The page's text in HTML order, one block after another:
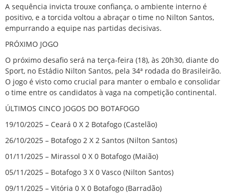
A sequência invicta trouxe confiança, o ambiente interno é
positivo, e a torcida voltou a abraçar o time no Nilton Santos,
empurrando a equipe nas partidas decisivas.
PRÓXIMO JOGO
O próximo desafio será na terça-feira (18), às 20h30, diante do
Sport, no Estádio Nilton Santos, pela 34ª rodada do Brasileirão.
O jogo é visto como crucial para manter o embalo e consolidar
o time entre os candidatos à vaga na competição continental.
ÚLTIMOS CINCO JOGOS DO BOTAFOGO
19/10/2025 – Ceará 0 X 2 Botafogo (Castelão)
26/10/2025 – Botafogo 2 X 2 Santos (Nilton Santos)
01/11/2025 – Mirassol 0 X 0 Botafogo (Maião)
05/11/2025 – Botafogo 3 X 0 Vasco (Nilton Santos)
09/11/2025 – Vitória 0 X 0 Botafogo (Barradão)